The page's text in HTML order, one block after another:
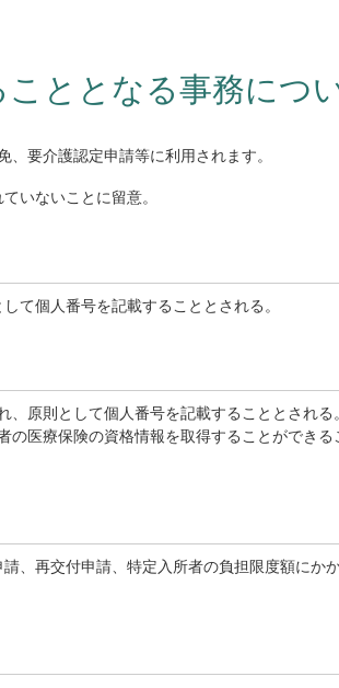
ととなる事務につ
要介護認定申請等に利用されます。
いないことに留意。
て個人番号を記載することとされる。
原則として個人番号を記載することとされる
医療保険の資格情報を取得することができる
、再交付申請、特定入所者の負担限度額にか